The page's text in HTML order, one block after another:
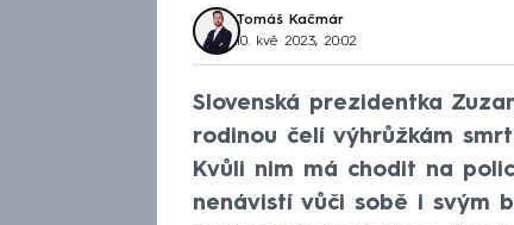
Tomáš Kačmár
10. kvě 2023, 20:02
Slovenská prezidentka
rodinou čelí výhrůžkám
Kvůli nim má chodit na
nenávistí vůči sobě i svým